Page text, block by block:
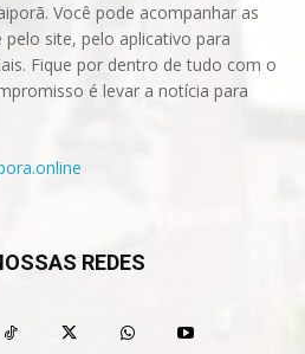
Você pode acompanhar as
site, pelo aplicativo para
Fique por dentro de tudo com o
é levar a notícia para
REDES